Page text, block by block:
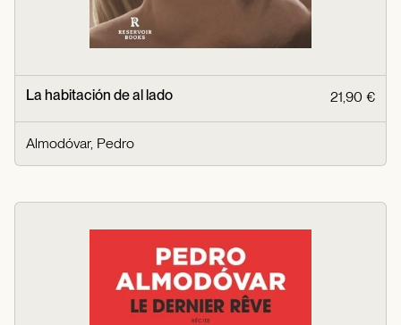
La habitación de al lado 21,90 €
Almodóvar, Pedro